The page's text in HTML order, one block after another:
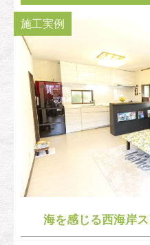
施工実例
海を感じる西海岸